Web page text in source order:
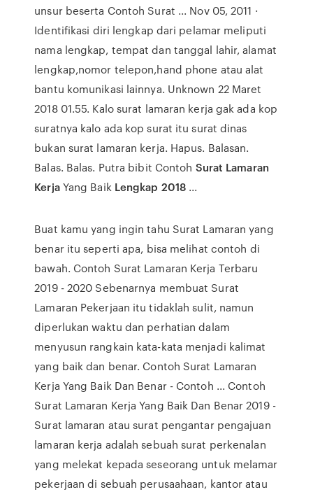
unsur beserta Contoh Surat ... Nov 05, 2011 ·
Identifikasi diri lengkap dari pelamar meliputi
nama lengkap, tempat dan tanggal lahir, alamat
lengkap,nomor telepon,hand phone atau alat
bantu komunikasi lainnya. Unknown 22 Maret
2018 01.55. Kalo surat lamaran kerja gak ada kop
suratnya kalo ada kop surat itu surat dinas
bukan surat lamaran kerja. Hapus. Balasan.
Balas. Balas. Putra bibit Contoh Surat Lamaran
KerjaYang Baik Lengkap 2018 ...
Buat kamu yang ingin tahu Surat Lamaran yang
benar itu seperti apa, bisa melihat contoh di
bawah. Contoh Surat Lamaran Kerja Terbaru
2019 - 2020 Sebenarnya membuat Surat
Lamaran Pekerjaan itu tidaklah sulit, namun
diperlukan waktu dan perhatian dalam
menyusun rangkain kata-kata menjadi kalimat
yang baik dan benar. Contoh Surat Lamaran
Kerja Yang Baik Dan Benar - Contoh ... Contoh
Surat Lamaran Kerja Yang Baik Dan Benar 2019 -
Surat lamaran atau surat pengantar pengajuan
lamaran kerja adalah sebuah surat perkenalan
yang melekat kepada seseorang untuk melamar
pekerjaan di sebuah perusaahaan, kantor atau